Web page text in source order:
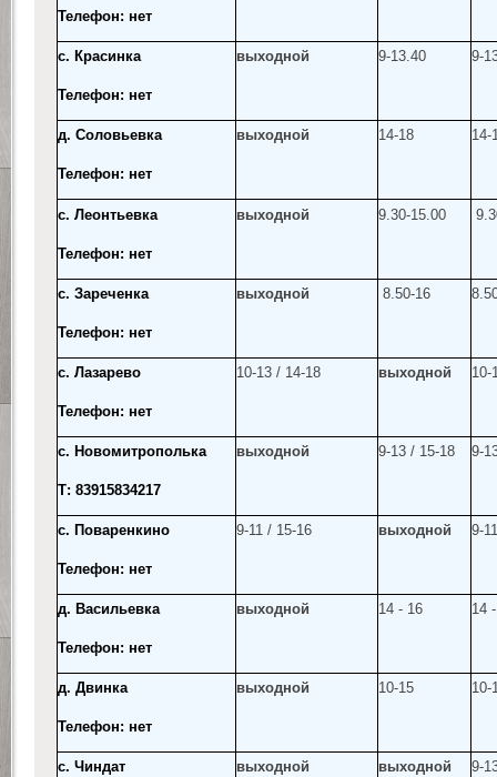
Телефон: нет
с. Красинка
Телефон: нет
выходной 9-13.40 9-
д. Соловьевка
Телефон: нет
выходной 14-18 14-
с. Леонтьевка
Телефон: нет
выходной 9.30-15.00
с. Зареченка
Телефон: нет
выходной 8.50-16
с. Лазарево
Телефон: нет
10-13 / 14-18 выходной 10-
с. Новомитрополька
Т: 83915834217
выходной 9-13 / 15-18 9-
с. Поваренкино
Телефон: нет
9-11 / 15-16 выходной 9-
д. Васильевка
Телефон: нет
выходной 14 - 16 14
д. Двинка
Телефон: нет
выходной 10-15 10-
с. Чиндат выходной выходной 9-